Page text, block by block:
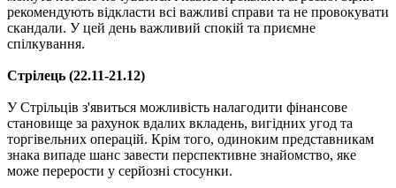
рекомендують відкласти всі важливі справи та не провокувати
скандали. У цей день важливий спокій та приємне
спілкування.
Стрілець (22.11-21.12)
У Стрільців з'явиться можливість налагодити фінансове
становище за рахунок вдалих вкладень, вигідних угод та
торгівельних операцій. Крім того, одиноким представникам
знака випаде шанс завести перспективне знайомство, яке
може перерости у серйозні стосунки.